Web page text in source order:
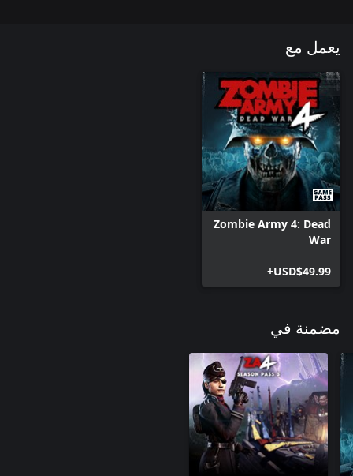
يعمل مع
Zombie Army 4: Dead
War
USD$49.99+
مضمنة في